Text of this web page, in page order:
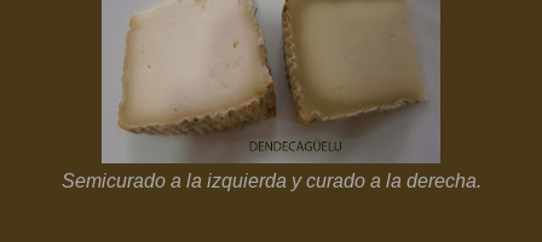
Semicurado a la izquierda y curado a la derecha.